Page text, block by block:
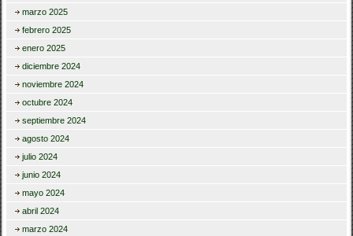
marzo 2025
febrero 2025
enero 2025
diciembre 2024
noviembre 2024
octubre 2024
septiembre 2024
agosto 2024
julio 2024
junio 2024
mayo 2024
abril 2024
marzo 2024